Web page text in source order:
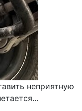
неприятную